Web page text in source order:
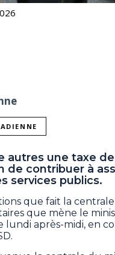
autres une taxe
de contribuer à
services publics.
que fait la
que mène le
après-midi, en